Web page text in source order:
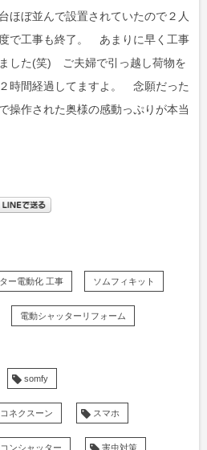
ほぼ並んで設置されていたので２人
で工事も終了。 あまりに早く工事
した(笑) ご夫婦で引っ越し荷物を
時間経過してますよ。 念願だった
操作された奥様の感動っぷりが本当
ー電動化 工事 ソムフィキット
電動シャッターリフォーム
somfy
コネクスーン スマホ
ンシャッター 害虫対策